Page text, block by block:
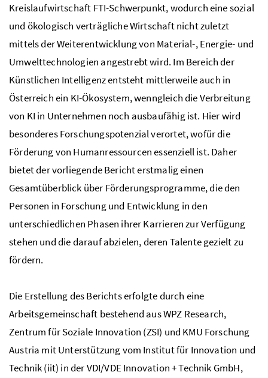
Kreislaufwirtschaft FTI-Schwerpunkt, wodurch eine sozial
und ökologisch verträgliche Wirtschaft nicht zuletzt
mittels der Weiterentwicklung von Material-, Energie- und
Umwelttechnologien angestrebt wird. Im Bereich der
Künstlichen Intelligenz entsteht mittlerweile auch in
Österreich ein KI-Ökosystem, wenngleich die Verbreitung
von KI in Unternehmen noch ausbaufähig ist. Hier wird
besonderes Forschungspotenzial verortet, wofür die
Förderung von Humanressourcen essenziell ist. Daher
bietet der vorliegende Bericht erstmalig einen
Gesamtüberblick über Förderungsprogramme, die den
Personen in Forschung und Entwicklung in den
unterschiedlichen Phasen ihrer Karrieren zur Verfügung
stehen und die darauf abzielen, deren Talente gezielt zu
fördern.
Die Erstellung des Berichts erfolgte durch eine
Arbeitsgemeinschaft bestehend ausWPZ Research,
Zentrum für Soziale Innovation (ZSI) und KMU Forschung
Austria mit Unterstützung vom Institut für Innovation und
Technik (iit) in derVDI/VDEInnovation + Technik GmbH,